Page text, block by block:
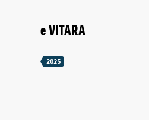
e VITARA
2025